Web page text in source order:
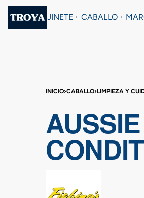
JINETE CABALLO
INICIO›CABALLO›LIMPIEZA Y